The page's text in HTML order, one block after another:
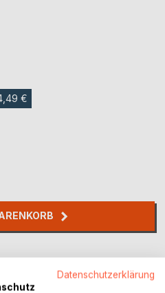
€
Datenschutzerklärung